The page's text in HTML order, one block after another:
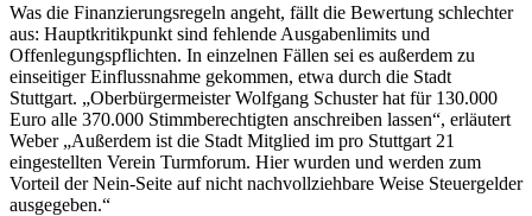
Was die Finanzierungsregeln angeht, fällt die Bewertung schlechter
aus: Hauptkritikpunkt sind fehlende Ausgabenlimits und
Offenlegungspflichten. In einzelnen Fällen sei es außerdem zu
einseitiger Einflussnahme gekommen, etwa durch die Stadt
Stuttgart. „Oberbürgermeister Wolfgang Schuster hat für 130.000
Euro alle 370.000 Stimmberechtigten anschreiben lassen“, erläutert
Weber „Außerdem ist die Stadt Mitglied im pro Stuttgart 21
eingestellten Verein Turmforum. Hier wurden und werden zum
Vorteil der Nein-Seite auf nicht nachvollziehbare Weise Steuergelder
ausgegeben.“